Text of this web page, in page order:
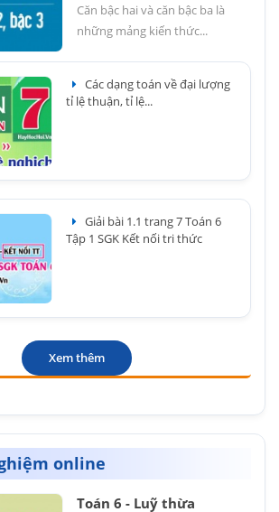
Căn bậc hai và căn bậc ba là
những mảng kiến thức...
Các dạng toán về đại lượng
tỉ lệ thuận, tỉ lệ...
Giải bài 1.1 trang 7 Toán 6
Tập 1 SGK Kết nối tri thức
Xem thêm
online
Toán 6 - Luỹ thừa